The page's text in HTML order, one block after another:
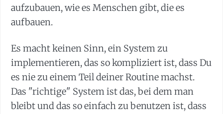
aufzubauen, wie es Menschen gibt, die es
aufbauen.
Es macht keinen Sinn, ein System zu
implementieren, das so kompliziert ist, dass Du
es nie zu einem Teil deiner Routine machst.
Das "richtige" System ist das, bei dem man
bleibt und das so einfach zu benutzen ist, dass